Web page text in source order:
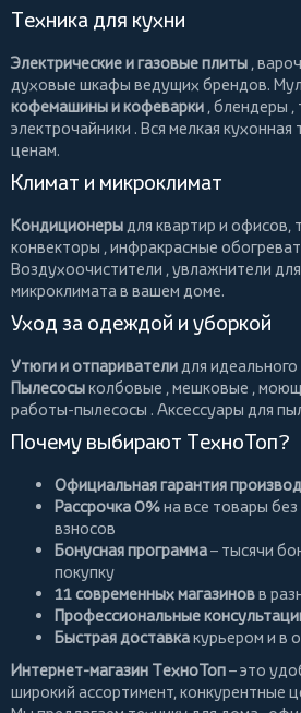
Техника для кухни
Электрические и газовые плиты ,
духовые шкафы ведущих брендов.
кофемашины и кофеварки ,блендеры ,
электрочайники . Вся мелкая
ценам.
Климат и микроклимат
Кондиционерыдля квартир и офисов,
конвекторы ,инфракрасные
Воздухоочистители , увлажнители
микроклимата в вашем доме.
Уход за одеждой и уборкой
Утюги и отпаривателидля
Пылесосыколбовые ,мешковые ,
работы-пылесосы . Аксессуары для
Почему выбирают ТехноТоп?
Официальная гарантия
Рассрочка 0%на все товары
взносов
Бонусная программа– тысячи
покупку
11 современных магазиновв
Профессиональные
Быстрая доставкакурьером и в
Интернет-магазин ТехноТоп– это
широкий ассортимент, конкурентные